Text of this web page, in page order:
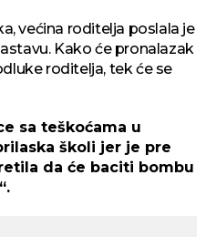
većina roditelja poslala je
Kako će pronalazak
roditelja, tek će se
sa teškoćama u
školi jer je pre
da će baciti bombu